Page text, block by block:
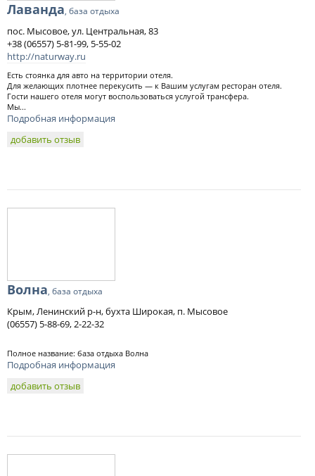
Лаванда, база отдыха
пос. Мысовое, ул. Центральная, 83
+38 (06557) 5-81-99, 5-55-02
http://naturway.ru
Есть стоянка для авто на территории отеля.
Для желающих плотнее перекусить — к Вашим услугам ресторан отеля.
Гости нашего отеля могут воспользоваться услугой трансфера.
Мы...
Подробная информация
добавить отзыв
Волна, база отдыха
Крым, Ленинский р-н, бухта Широкая, п. Мысовое
(06557) 5-88-69, 2-22-32
Полное название: база отдыха Волна
Подробная информация
добавить отзыв